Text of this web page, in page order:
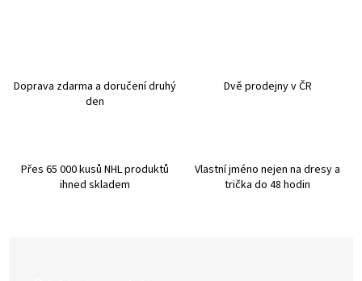
Doprava zdarma a doručení druhý
den
Dvě prodejny v ČR
Přes 65 000 kusů NHL produktů
ihned skladem
Vlastní jméno nejen na dresy a
trička do 48 hodin